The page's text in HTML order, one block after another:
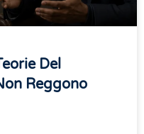
Del
Reggono